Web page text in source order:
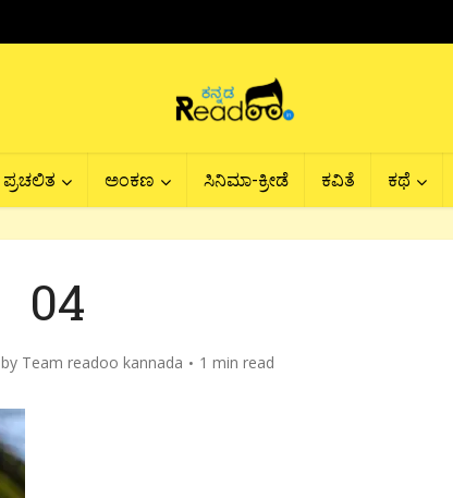
ಪ್ರಚಲಿತ ಅಂಕಣ ಸಿನಿಮಾ-ಕ್ರೀಡೆ ಕವಿತೆ ಕಥೆ
04
by Team readoo kannada 1 min read